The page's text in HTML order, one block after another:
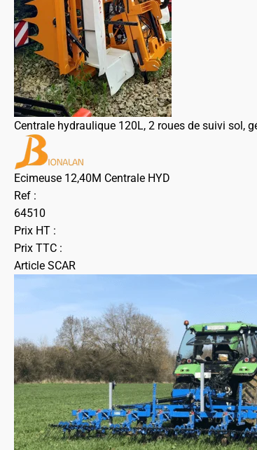
Centrale hydraulique 120L, 2 roues de suivi sol,
Ecimeuse 12,40M Centrale HYD
Ref :
64510
Prix HT :
Prix TTC :
Article SCAR